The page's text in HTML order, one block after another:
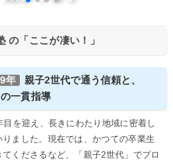
の「ここが凄い！」
年
親子2世代で通う信頼と、
一貫指導
目を迎え、長きにわたり地域に密着し
ました。現在では、かつての卒業生
くださるなど、「親子2世代」でプロ